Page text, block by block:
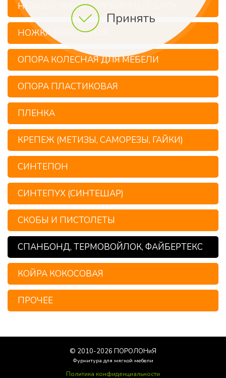
Принять
НЕЗАВИСИМЫЙ ПРУЖИННЫЙ БЛОК
НОЖКА МЕБЕЛЬНАЯ
ОПОРА КОЛЕСНАЯ ДЛЯ МЕБЕЛИ
ОПОРА ПЛАСТИКОВАЯ
ПЛЕНКА
КРЕПЕЖ (МЕТИЗЫ, САМОРЕЗЫ, ГАЙКИ)
СИНТЕПОН
СИНТЕПУХ (СИНТЕШАР)
СКОБЫ И ПИСТОЛЕТЫ
СПАНБОНД, ТЕРМОВОЙЛОК, ФАЙБЕРТЕКС
КОЙРА КОКОСОВАЯ
ПРОЧЕЕ
© 2010-2026 ПОРОЛОНиЯ
Фурнитура для мягкой мебели
Политика конфиденциальности